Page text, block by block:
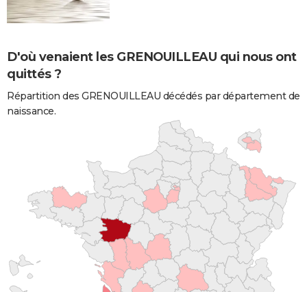
D'où venaient les GRENOUILLEAU qui nous ont
quittés ?
Répartition des GRENOUILLEAU décédés par département de
naissance.